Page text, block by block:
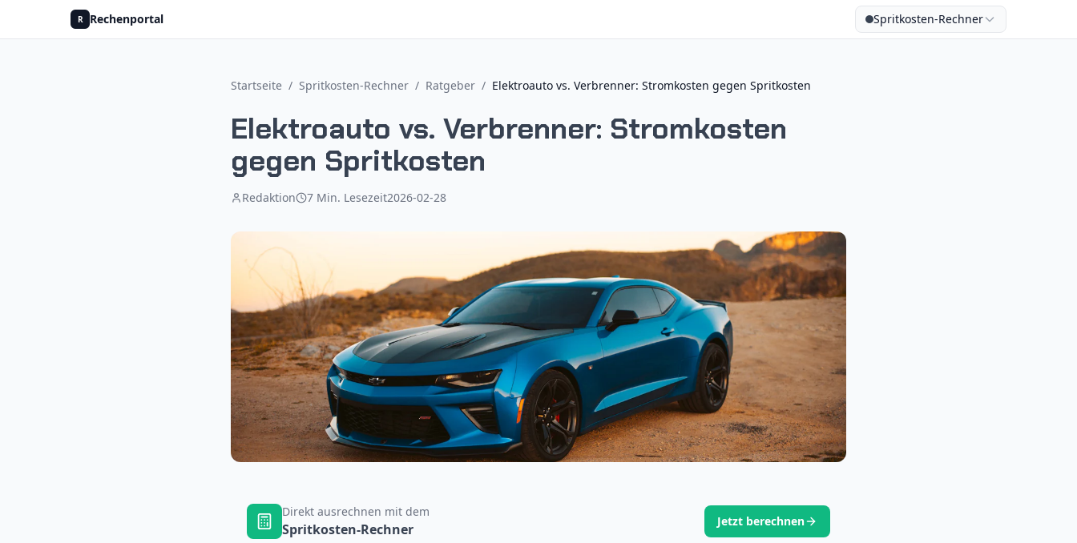
R Rechenportal Spritkosten-Rechner
Startseite / Spritkosten-Rechner / Ratgeber / Elektroauto vs. Verbrenner: Stromkosten gegen Spritkosten
Elektroauto vs. Verbrenner: Stromkosten
gegen Spritkosten
Redaktion 7 Min. Lesezeit2026-02-28
Direkt ausrechnen mit dem
Spritkosten-Rechner Jetzt berechnen